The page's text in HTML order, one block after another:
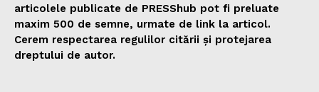
articolele publicate de PRESShub pot fi preluate
maxim 500 de semne, urmate de link la articol.
Cerem respectarea regulilor citării și protejarea
dreptului de autor.